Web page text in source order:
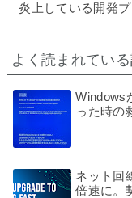
炎上している開発
よく読まれてい
Windows
った時の
ネット回
倍速に。